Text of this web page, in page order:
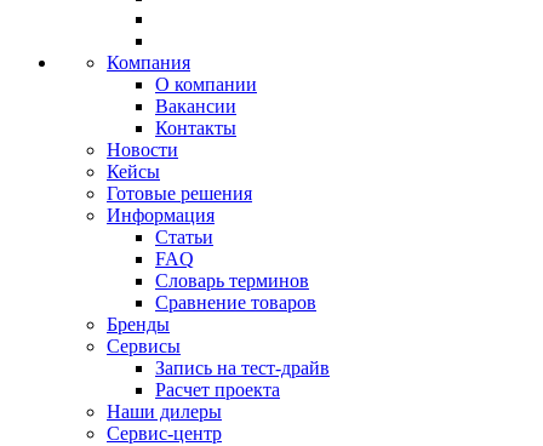
Компания
О компании
Вакансии
Контакты
Новости
Кейсы
Готовые решения
Информация
Статьи
FAQ
Словарь терминов
Сравнение товаров
Бренды
Сервисы
Запись на тест-драйв
Расчет проекта
Наши дилеры
Сервис-центр